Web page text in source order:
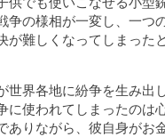
争の様相が一変し、一つ
難しくなってしまった
世界各地に紛争を生み出
使われてしまったのは
りながら、彼自身がお